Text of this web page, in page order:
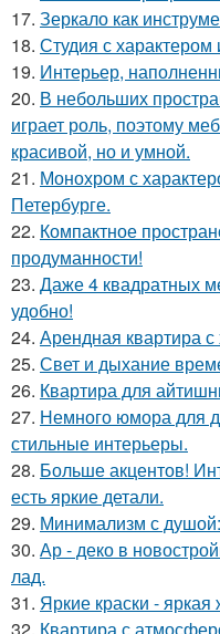
17. Зеркало как
18. Студия с
19. Интерьер,
20. В небольших
играет роль, поэтому
красивой, но и умной.
21. Монохром с
Петербурге.
22. Компактное
продуманности!
23. Даже 4 квадратных
удобно!
24. Арендная квартира с
25. Свет и дыхание
26. Квартира для
27. Немного юмора для
стильные интерьеры.
28. Больше акцентов!
есть яркие детали.
29. Минимализм с
30. Ар - деко в
лад.
31. Яркие краски - яркая